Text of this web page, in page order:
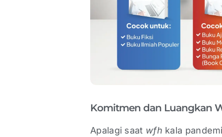
Komitmen dan Luangkan
Apalagi saat wfh kala